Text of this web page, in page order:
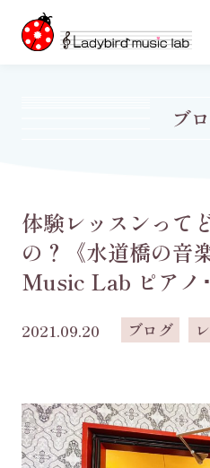
ブ
体験レッスンって
の？《水道橋の
Music Lab ピアノ･
2021.09.20 ブログ